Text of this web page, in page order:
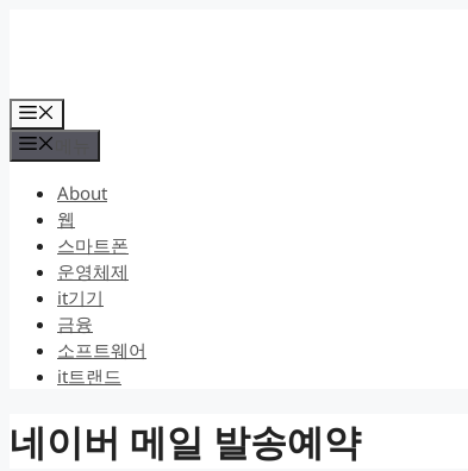
로
건
너
뉴
About
웹
스마트폰
운영체제
it기기
금융
소프트웨어
it트랜드
네이버 메일 발송예약